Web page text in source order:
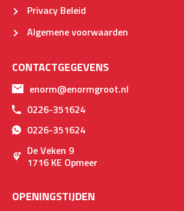
Privacy Beleid
Algemene voorwaarden
CONTACTGEGEVENS
enorm@enormgroot.nl
0226-351624
0226-351624
De Veken 9
1716 KE Opmeer
OPENINGSTIJDEN